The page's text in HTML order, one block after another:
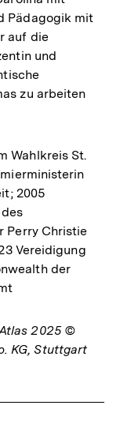
Pädagogik mit
auf die
und
zu arbeiten
Wahlkreis St.
2005
Perry Christie
Vereidigung
der
2025 ©
KG, Stuttgart